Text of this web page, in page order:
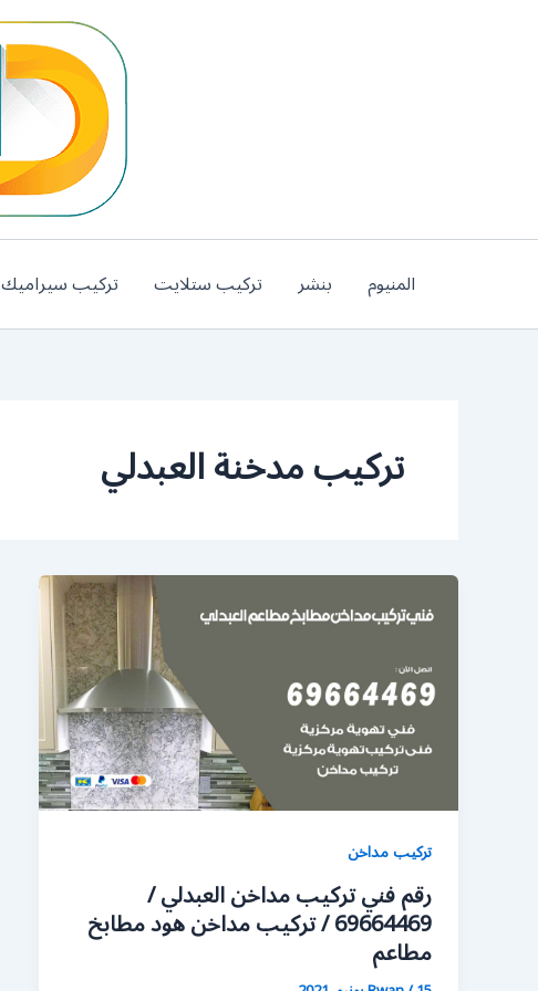
المنيوم بنشر تركيب ستلايت تركيب سيراميك
تركيب مدخنة العبدلي
تركيب مداخن
رقم فني تركيب مداخن العبدلي /
69664469 / تركيب مداخن هود مطابخ
مطاعم